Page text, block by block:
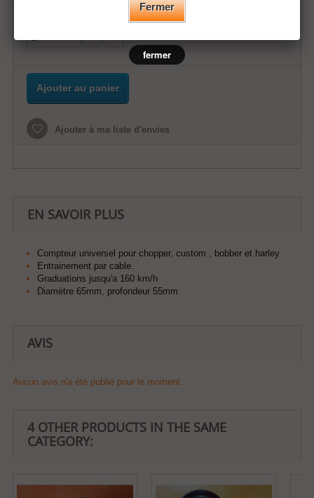
Ajouter au panier
Ajouter à ma liste d'envies
EN SAVOIR PLUS
Compteur universel pour chopper, custom , bobber et harley
Entrainement par cable.
Graduations jusqu'a 160 km/h
Diamètre 65mm, profondeur 55mm
AVIS
Aucun avis n'a été publié pour le moment.
4 OTHER PRODUCTS IN THE SAME
CATEGORY:
Fermer
fermer